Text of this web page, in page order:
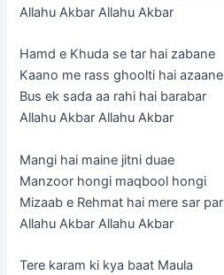
Allahu Akbar Allahu Akbar
Hamd e Khuda se tar hai zabane
Kaano me rass ghoolti hai azaane
Bus ek sada aa rahi hai barabar
Allahu Akbar Allahu Akbar
Mangi hai maine jitni duae
Manzoor hongi maqbool hongi
Mizaab e Rehmat hai mere sar par
Allahu Akbar Allahu Akbar
Tere karam ki kya baat Maula